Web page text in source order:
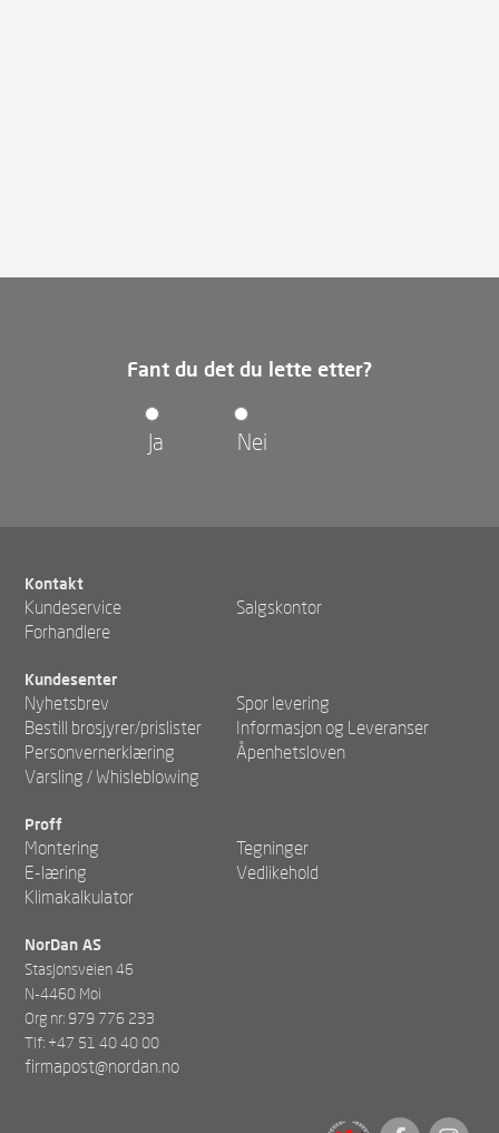
Fant du det du lette etter?
Ja Nei
Kontakt
Kundeservice
Salgskontor
Forhandlere
Kundesenter
Nyhetsbrev
Spor levering
Bestill brosjyrer/prislister
Informasjon og Leveranser
Personvernerklæring
Åpenhetsloven
Varsling / Whisleblowing
Proff
Montering
Tegninger
E-læring
Vedlikehold
Klimakalkulator
NorDan AS
Stasjonsveien 46
N-4460 Moi
Org nr: 979 776 233
Tlf: +47 51 40 40 00
firmapost@nordan.no